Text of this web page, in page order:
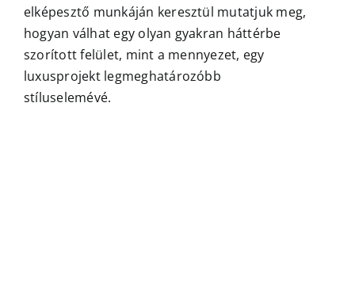
Referenciák
Wonderwall Studio
elképesztő munkáján keresztül mutatjuk meg,
hogyan válhat egy olyan gyakran háttérbe
szorított felület, mint a mennyezet, egy
luxusprojekt legmeghatározóbb
stíluselemévé.